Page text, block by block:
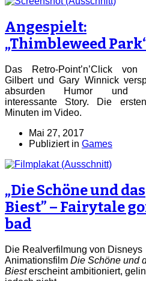
Angespielt:
„Thimbleweed
Das Retro-Point’n’Click von
Gilbert und Gary Winnick
absurden Humor und
interessante Story. Die
Minuten im Video.
Mai 27, 2017
Publiziert in Games
„Die Schöne und das
Biest” – Fairytale
bad
Die Realverfilmung von Disneys
Animationsfilm Die Schöne und
Biesterscheint ambitioniert,